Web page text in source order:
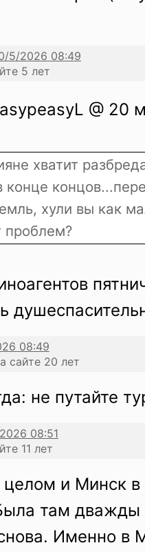
5 лет
@ 20
хватит
конце
хули вы как
проблем?
сайте 20 лет
не путайте
11 лет
целом и Минск в
там дважды
Именно в